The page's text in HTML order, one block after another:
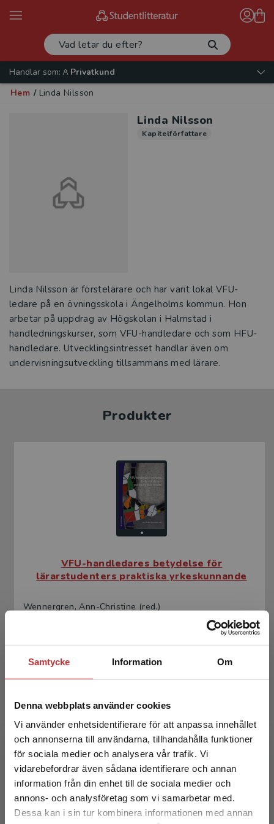
Samtycke Information Om
Denna webbplats använder cookies
Vi använder enhetsidentifierare för att anpassa innehållet
och annonserna till användarna, tillhandahålla funktioner
för sociala medier och analysera vår trafik. Vi
vidarebefordrar även sådana identifierare och annan
information från din enhet till de sociala medier och
annons- och analysföretag som vi samarbetar med.
Dessa kan i sin tur kombinera informationen med annan
Begränsad fraktregion
Handlar som:
Privatkund
Hem / Linda Nilsson
Linda Nilsson
Kapitelförfattare
Linda Nilsson är förstelärare och har varit lokal VFU-
ledare på en övningsskola i Ängelholms kommun. Hon
arbetar på uppdrag av Högskolan i Halmstad i
handledningskurser, som VFU-handledare och som HFU-
handledare. Utvecklingsintresset handlar även om
undervisningsutveckling tillsammans med lärare.
Produkter
VFU-handledares betydelse för
lärarstudenters praktiska yrkeskunnande
Wennergren, Ann-Christine (red.)
VFU-handledares betydelse för
lärarstudenters praktiska yrkeskunnande
Wennergren, Ann-Christine (red.)